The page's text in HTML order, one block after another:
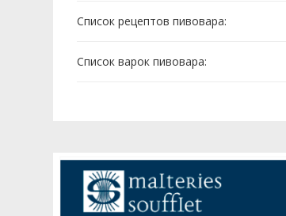
Список рецептов пивовара:
Список варок пивовара: